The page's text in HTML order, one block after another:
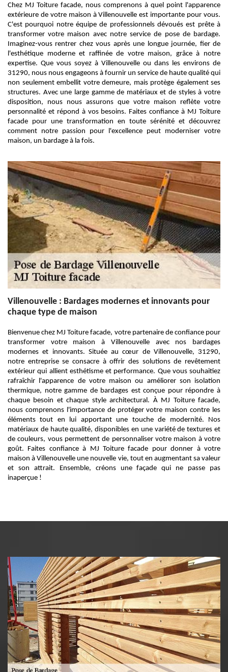
Chez MJ Toiture facade, nous comprenons à quel point l'apparence
extérieure de votre maison à Villenouvelle est importante pour vous.
C'est pourquoi notre équipe de professionnels dévoués est prête à
transformer votre maison avec notre service de pose de bardage.
Imaginez-vous rentrer chez vous après une longue journée, fier de
l'esthétique moderne et raffinée de votre maison, grâce à notre
expertise. Que vous soyez à Villenouvelle ou dans les environs de
31290, nous nous engageons à fournir un service de haute qualité qui
non seulement embellit votre demeure, mais protège également ses
structures. Avec une large gamme de matériaux et de styles à votre
disposition, nous nous assurons que votre maison reflète votre
personnalité et répond à vos besoins. Faites confiance à MJ Toiture
facade pour une transformation en toute sérénité et découvrez
comment notre passion pour l'excellence peut moderniser votre
maison, un bardage à la fois.
Villenouvelle : Bardages modernes et innovants pour
chaque type de maison
Bienvenue chez MJ Toiture facade, votre partenaire de confiance pour
transformer votre maison à Villenouvelle avec nos bardages
modernes et innovants. Située au cœur de Villenouvelle, 31290,
notre entreprise se consacre à offrir des solutions de revêtement
extérieur qui allient esthétisme et performance. Que vous souhaitiez
rafraîchir l'apparence de votre maison ou améliorer son isolation
thermique, notre gamme de bardages est conçue pour répondre à
chaque besoin et chaque style architectural. À MJ Toiture facade,
nous comprenons l'importance de protéger votre maison contre les
éléments tout en lui apportant une touche de modernité. Nos
matériaux de haute qualité, disponibles en une variété de textures et
de couleurs, vous permettent de personnaliser votre maison à votre
goût. Faites confiance à MJ Toiture facade pour donner à votre
maison à Villenouvelle une nouvelle vie, tout en augmentant sa valeur
et son attrait. Ensemble, créons une façade qui ne passe pas
inaperçue !